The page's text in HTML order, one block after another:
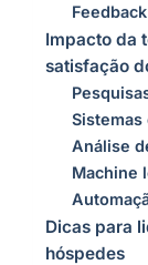
Impacto da
satisfação
Análise
Machine
Dicas para
hóspedes